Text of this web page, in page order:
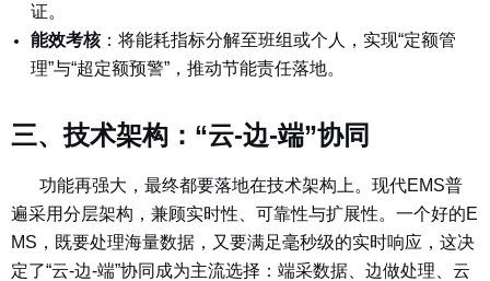
证。
能效考核： 将能耗指标分解至班组或个人，实现“定额管
理”与“超定额预警”，推动节能责任落地。
三、技术架构：“云-边-端”协同
功能再强大，最终都要落地在技术架构上。现代EMS普
遍采用分层架构，兼顾实时性、可靠性与扩展性。一个好的E
MS，既要处理海量数据，又要满足毫秒级的实时响应，这决
定了“云-边-端”协同成为主流选择：端采数据、边做处理、云